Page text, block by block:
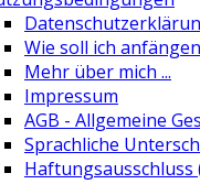
Wie soll ich
Mehr über mich ...
Impressum
AGB - Allgemeine
Sprachliche